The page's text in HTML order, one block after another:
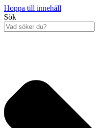
Hoppa till innehåll
Sök